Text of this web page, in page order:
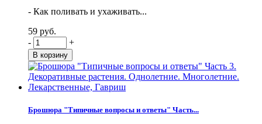
- Как поливать и ухаживать...
59 руб.
-
+
Брошюра "Типичные вопросы и ответы" Часть...